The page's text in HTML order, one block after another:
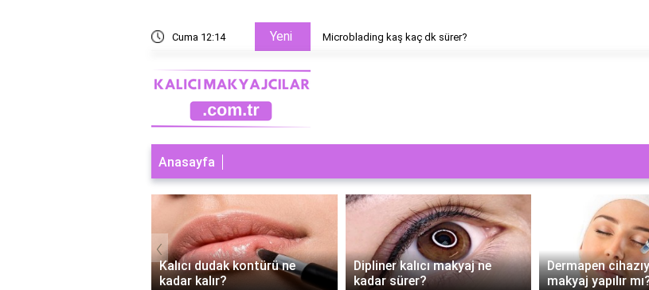
Cuma 12:14 Yeni Microblading kaş kaç dk sürer?
Anasayfa
Kalıcı dudak kontürü ne
kadar kalır?
Dipliner kalıcı makyaj ne
kadar sürer?
Dermapen
makyaj yapılır
‹